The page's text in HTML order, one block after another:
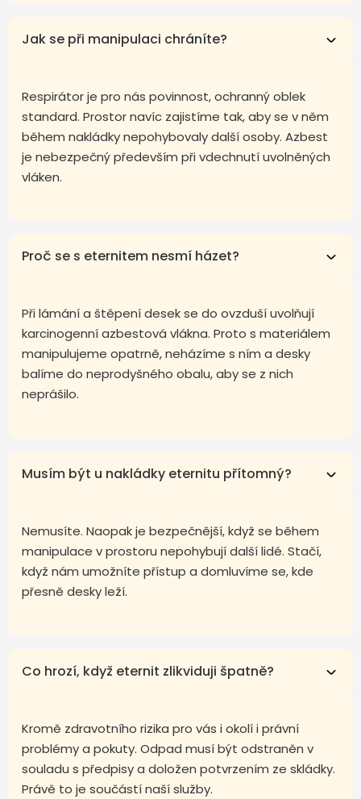
Jak se při manipulaci chráníte?
Respirátor je pro nás povinnost, ochranný oblek
standard. Prostor navíc zajistíme tak, aby se v něm
během nakládky nepohybovaly další osoby. Azbest
je nebezpečný především při vdechnutí uvolněných
vláken.
Proč se s eternitem nesmí házet?
Při lámání a štěpení desek se do ovzduší uvolňují
karcinogenní azbestová vlákna. Proto s materiálem
manipulujeme opatrně, neházíme s ním a desky
balíme do neprodyšného obalu, aby se z nich
neprášilo.
Musím být u nakládky eternitu přítomný?
Nemusíte. Naopak je bezpečnější, když se během
manipulace v prostoru nepohybují další lidé. Stačí,
když nám umožníte přístup a domluvíme se, kde
přesně desky leží.
Co hrozí, když eternit zlikviduji špatně?
Kromě zdravotního rizika pro vás i okolí i právní
problémy a pokuty. Odpad musí být odstraněn v
souladu s předpisy a doložen potvrzením ze skládky.
Právě to je součástí naší služby.